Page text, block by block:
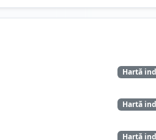
Hartă
Hartă
Hartă